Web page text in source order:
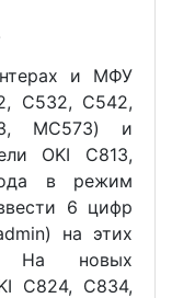
и МФУ
C532, C542,
MC573) и
OKI C813,
в режим
6 цифр
на этих
новых
C824, C834,